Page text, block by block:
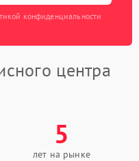
конфиденциальности
центра
5
лет на рынке